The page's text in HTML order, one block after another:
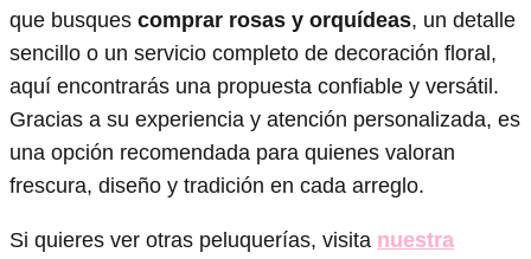
que busques comprar rosas y orquídeas, un detalle
sencillo o un servicio completo de decoración floral,
aquí encontrarás una propuesta confiable y versátil.
Gracias a su experiencia y atención personalizada, es
una opción recomendada para quienes valoran
frescura, diseño y tradición en cada arreglo.
Si quieres ver otras peluquerías, visita nuestra